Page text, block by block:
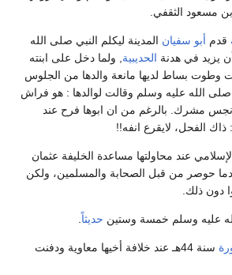
مسعود الثقفي.
قدم أبو سفيان المدينة ليكلم النبي صلى الله
يزيد في هدنة الحديبية , ولما دخل على ابنته
وطوت بساط لديها مانعة والدها من الجلوس
الله عليه وسلم وقالت لوالدها : هو فراش
مشرك. بالرغم من ان ابوها فرح عند
الفحل، لايقرع انفه!!
عند محاولتها مساعدة الخليفة عثمان
حوصر من قبل الصحابة والمسلمين، ولكن
دون ذلك.
عليه وسلم خمسة وستين حديثاً
سنة 44هـ عند خلافة أخيها معاوية ودفنت